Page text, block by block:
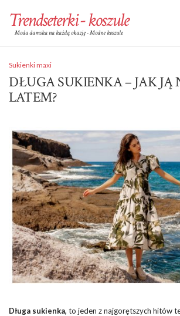
Trendseterki - koszule
Moda damska na każdą okazję - Modne koszule
Sukienki maxi
DŁUGA SUKIENKA – JAK JĄ
LATEM?
Długa sukienka, to jeden z najgorętszych hitów